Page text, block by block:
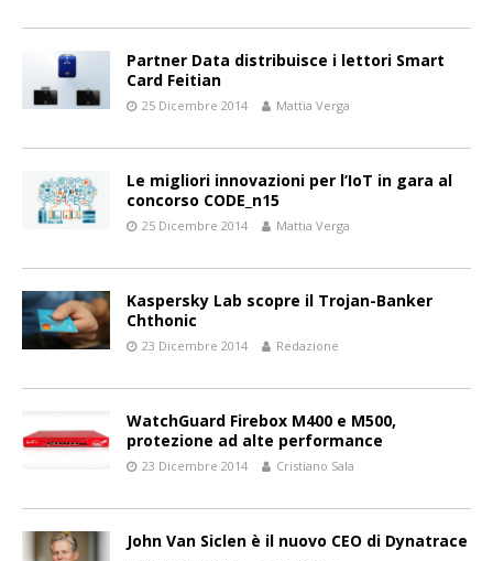
Partner Data distribuisce i lettori Smart
Card Feitian
25 Dicembre 2014 Mattia Verga
Le migliori innovazioni per l’IoT in gara al
concorso CODE_n15
25 Dicembre 2014 Mattia Verga
Kaspersky Lab scopre il Trojan-Banker
Chthonic
23 Dicembre 2014 Redazione
WatchGuard Firebox M400 e M500,
protezione ad alte performance
23 Dicembre 2014 Cristiano Sala
John Van Siclen è il nuovo CEO di Dynatrace